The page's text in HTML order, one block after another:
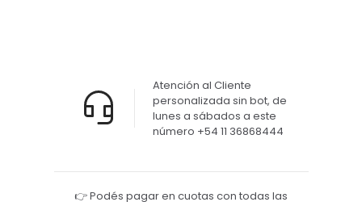
Atención al Cliente
personalizada sin bot, de
lunes a sábados a este
número +54 11 36868444
👉 Podés pagar en cuotas con todas las